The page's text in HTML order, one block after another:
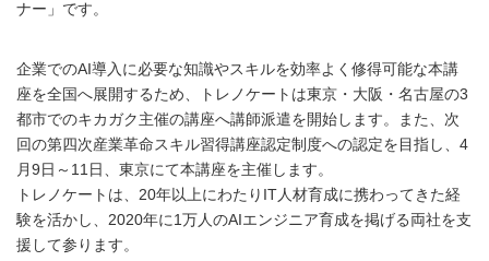
ナー」です。
企業でのAI導入に必要な知識やスキルを効率よく修得可能な本講
座を全国へ展開するため、トレノケートは東京・大阪・名古屋の3
都市でのキカガク主催の講座へ講師派遣を開始します。また、次
回の第四次産業革命スキル習得講座認定制度への認定を目指し、4
月9日～11日、東京にて本講座を主催します。
トレノケートは、20年以上にわたりIT人材育成に携わってきた経
験を活かし、2020年に1万人のAIエンジニア育成を掲げる両社を支
援して参ります。